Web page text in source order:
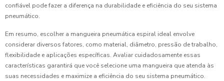
confiável pode fazer a diferença na durabilidade e eficiência do seu sistema
pneumático.
Em resumo, escolher a mangueira pneumática espiral ideal envolve
considerar diversos fatores, como material, diâmetro, pressão de trabalho,
flexibilidade e aplicações específicas. Avaliar cuidadosamente essas
características garantirá que você selecione uma mangueira que atenda às
suas necessidades e maximize a eficiência do seu sistema pneumático.